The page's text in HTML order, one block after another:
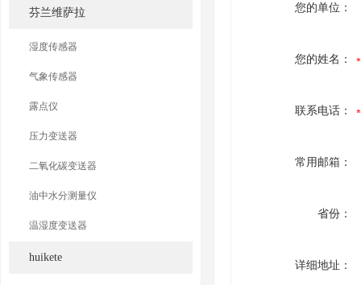
芬兰维萨拉
湿度传感器
气象传感器
露点仪
压力变送器
二氧化碳变送器
油中水分测量仪
温湿度变送器
huikete
您的单位：
您的姓名：
联系电话：
常用邮箱：
省份：
详细地址：